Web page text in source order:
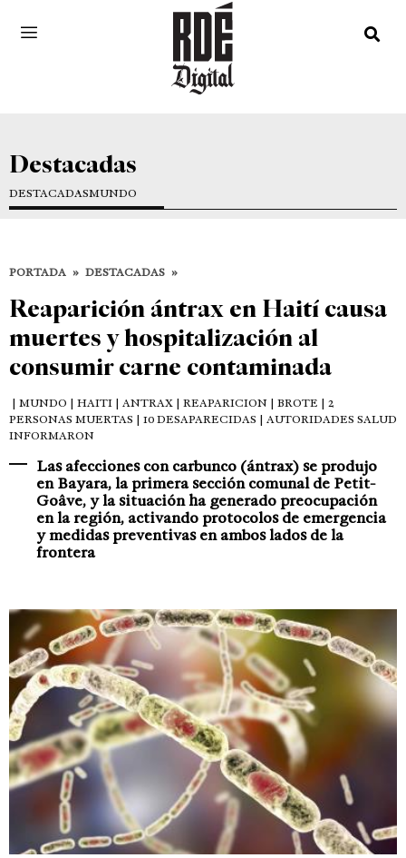
Destacadas
DESTACADASMUNDO
PORTADA » DESTACADAS »
Reaparición ántrax en Haití causa
muertes y hospitalización al
consumir carne contaminada
| MUNDO | HAITI | ANTRAX | REAPARICION | BROTE | 2
PERSONAS MUERTAS | 10 DESAPARECIDAS | AUTORIDADES SALUD
INFORMARON
Las afecciones con carbunco (ántrax) se produjo
en Bayara, la primera sección comunal de Petit-
Goâve, y la situación ha generado preocupación
en la región, activando protocolos de emergencia
y medidas preventivas en ambos lados de la
frontera